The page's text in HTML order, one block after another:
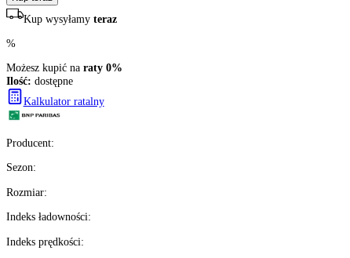
zł/szt.
Darmowa dostawa
Ilość: dostępne
Kup teraz
Kup wysyłamy
%
Możesz kupić na